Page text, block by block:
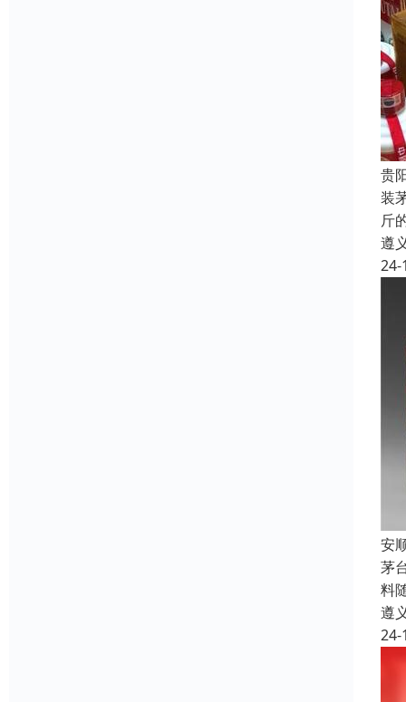
贵
装
斤
遵
24-
安
茅
料
遵
24-